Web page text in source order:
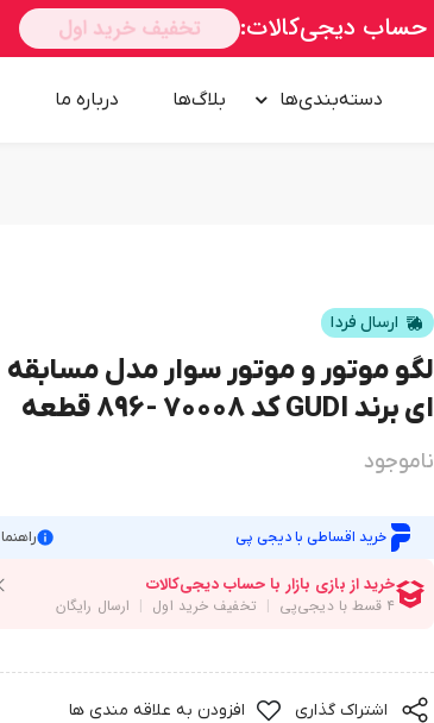
دسته‌بندی‌ها بلاگ‌ها درباره‌ ما
ارسال فردا
لگو موتور و موتور سوار مدل مسابقه
ای برند GUDI کد 70008 -896 قطعه
ناموجود
خرید اقساطی با دیجی پی راهنما
اشتراک گذاری افزودن به علاقه مندی ها